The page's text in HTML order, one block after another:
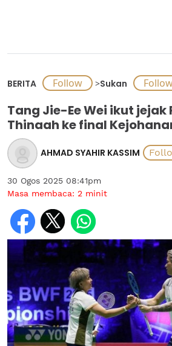
BERITA >Sukan
Tang Jie-Ee Wei ikut jejak
Thinaah ke final
AHMAD SYAHIR KASSIM
30 Ogos 2025 08:41pm
Masa membaca: 2 minit